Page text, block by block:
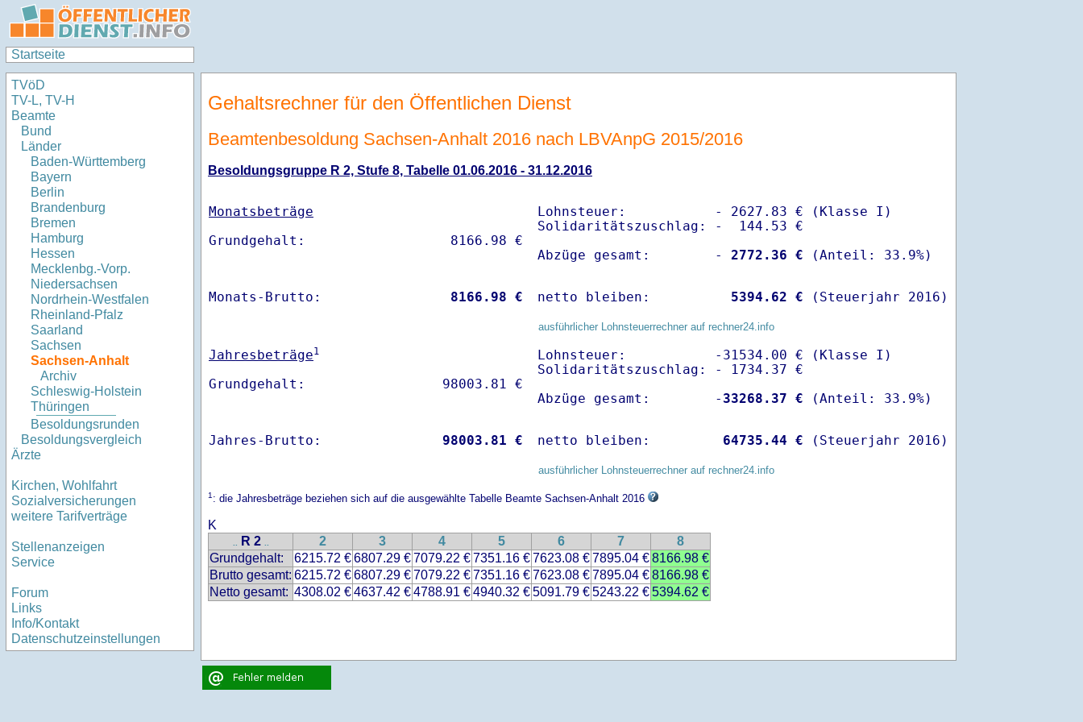
Startseite
TVöD
TV-L, TV-H
Beamte
Bund
Länder
Baden-Württemberg
Bayern
Berlin
Brandenburg
Bremen
Hamburg
Hessen
Mecklenbg.-Vorp.
Niedersachsen
Nordrhein-Westfalen
Rheinland-Pfalz
Saarland
Sachsen
Sachsen-Anhalt
Archiv
Schleswig-Holstein
Thüringen
Besoldungsrunden
Besoldungsvergleich
Ärzte
Kirchen, Wohlfahrt
Sozialversicherungen
weitere Tarifverträge
Stellenanzeigen
Service
Forum
Links
Info/Kontakt
Datenschutzeinstellungen
Gehaltsrechner für den Öffentlichen Dienst
Beamtenbesoldung Sachsen-Anhalt 2016 nach LBVAnpG 2015/2016
Besoldungsgruppe R 2, Stufe 8, Tabelle 01.06.2016 - 31.12.2016
Monatsbeträge
Lohnsteuer:           - 2627.83 € (Klasse I)
Solidaritätszuschlag: -  144.53 €
Abzüge gesamt:        -
2772.36 €
Monats-Brutto: 8166.98 € netto bleiben: 5394.62 € (Steuerjahr 2016)
ausführlicher Lohnsteuerrechner auf rechner24.info
Jahresbeträge1
Lohnsteuer:           -31534.00 € (Klasse I)
Solidaritätszuschlag: - 1734.37 €
Abzüge gesamt:        - 33268.37 €
Jahres-Brutto: 98003.81 € netto bleiben: 64735.44 € (Steuerjahr 2016)
ausführlicher Lohnsteuerrechner auf rechner24.info
1: die Jahresbeträge beziehen sich auf die ausgewählte Tabelle Beamte Sachsen-Anhalt 2016
K
.. R 2 .. 2 3 4 5 6 7
8
Grundgehalt:
6215.72 €6807.29 €7079.22 €7351.16 €7623.08 €7895.04 €8166.98 €
Brutto gesamt: 6215.72 €6807.29 €7079.22 €7351.16 €7623.08 €7895.04 €8166.98 €
Netto gesamt: 4308.02 €4637.42 €4788.91 €4940.32 €5091.79 €5243.22 €5394.62 €